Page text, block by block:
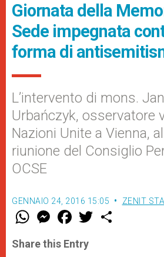
Giornata della
Sede impegnata
forma di
L’intervento di mons.
Urbańczyk, osservatore
Nazioni Unite a Vienna,
riunione del Consiglio
OCSE
GENNAIO 24, 2016 15:05 ZENIT
W
t
s
M
e
s
e
F
a
e
b
w
Share this Entry